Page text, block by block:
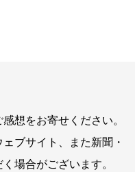
想をお寄せください。
ブサイト、また新聞・
場合がございます。